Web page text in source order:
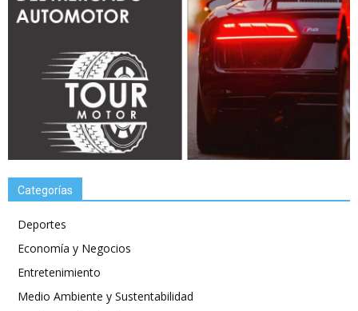
Categorías
Deportes
Economía y Negocios
Entretenimiento
Medio Ambiente y Sustentabilidad